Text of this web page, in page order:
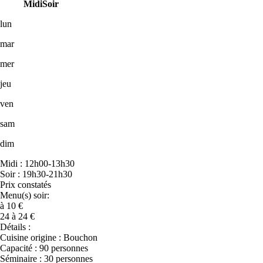
MidiSoir
lun
mar
mer
jeu
ven
sam
dim
Midi : 12h00-13h30
Soir : 19h30-21h30
Prix constatés
Menu(s) soir:
à 10 €
24 à 24 €
Détails :
Cuisine origine : Bouchon
Capacité : 90 personnes
Séminaire : 30 personnes